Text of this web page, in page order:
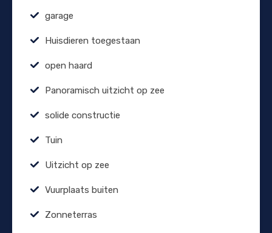
garage
Huisdieren toegestaan
open haard
Panoramisch uitzicht op zee
solide constructie
Tuin
Uitzicht op zee
Vuurplaats buiten
Zonneterras